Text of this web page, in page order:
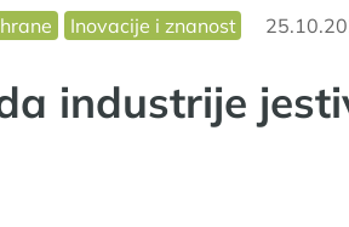
Inovacije i znanost
industrije